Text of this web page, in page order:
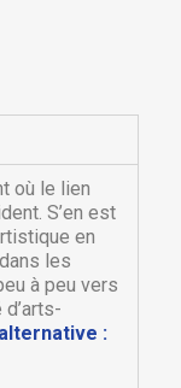
où le lien
S’en est
en
les
à peu vers
: